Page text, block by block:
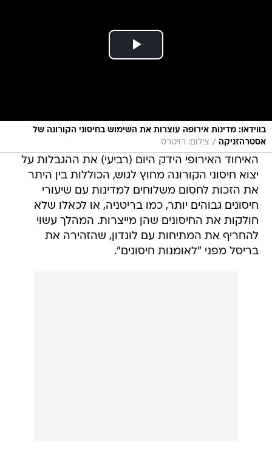
בווידאו: מדינות אירופה עוצרות את השימוש בחיסוני הקורונה של
אסטרהזניקה / צילום: רויטרס
האיחוד האירופי הידק היום (רביעי) את ההגבלות על
יצוא חיסוני הקורונה מחוץ לגוש, הכוללות בין היתר
את הזכות לחסום משלוחים למדינות עם שיעורי
חיסונים גבוהים יותר, כמו בריטניה, או לכאלו שלא
חולקות את החיסונים שהן מייצרות. המהלך עשוי
להחריף את המתיחות עם לונדון, שהזהירה את
בריסל מפני "לאומנות חיסונים".